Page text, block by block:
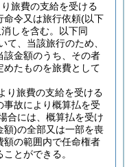
旅費の支給を受ける
命令又は旅行依頼(以下
しを含む。以下同
て、当該旅行のため、
該金額のうち、その者
たものを旅費として
り旅費の支給を受ける
事故により概算払を受
合には、概算払を受け
額)の全部又は一部を喪
額の範囲内で任命権者
とができる。